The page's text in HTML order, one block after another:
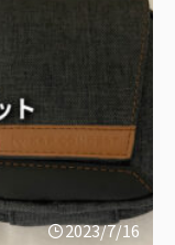
2023/7/16